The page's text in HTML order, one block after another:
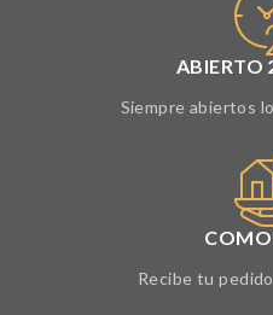
ABIERTO
Siempre abiertos
Recibe tu